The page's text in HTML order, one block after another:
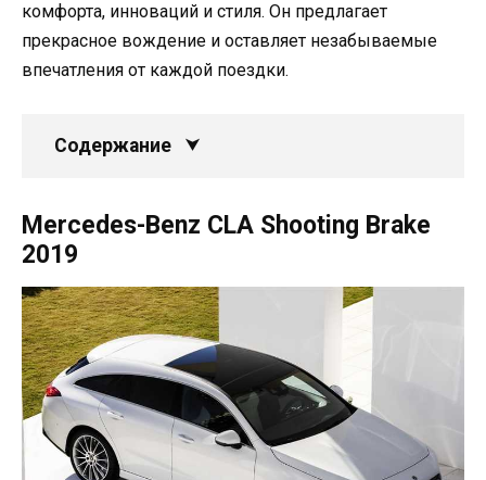
комфорта, инноваций и стиля. Он предлагает
прекрасное вождение и оставляет незабываемые
впечатления от каждой поездки.
Содержание
Mercedes-Benz CLA Shooting Brake
2019